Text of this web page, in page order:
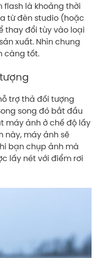
flash là khoảng thời
từ đèn studio (hoặc
thay đổi tùy vào loại
xuất. Nhìn chung
càng tốt.
trợ thả đối tượng
song đó bắt đầu
máy ảnh ở chế độ lấy
này, máy ảnh sẽ
bạn chụp ảnh mà
lấy nét với điểm rơi